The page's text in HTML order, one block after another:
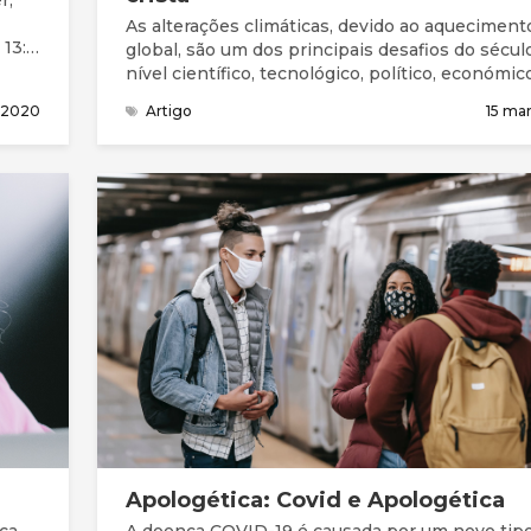
a
As alterações climáticas, devido ao
global, são um dos principais desafios do
nível científico, tecnológico, político,
humana, a ponto da prestigiada revista médica
Lancet considerar que as mudanças climáticas
representam a maior ameaça à saúde pública,
global, no presente século.
Artigo 15
Apologética: Covid e Apologética